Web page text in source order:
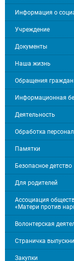
Информация о
Учреждение
Документы
Наша жизнь
Обращения граждан
Информационная
Деятельность
Обработка
Памятки
Безопасное детство
Для родителей
Ассоциация
«Матери против
Волонтерская
Страничка
Закупки